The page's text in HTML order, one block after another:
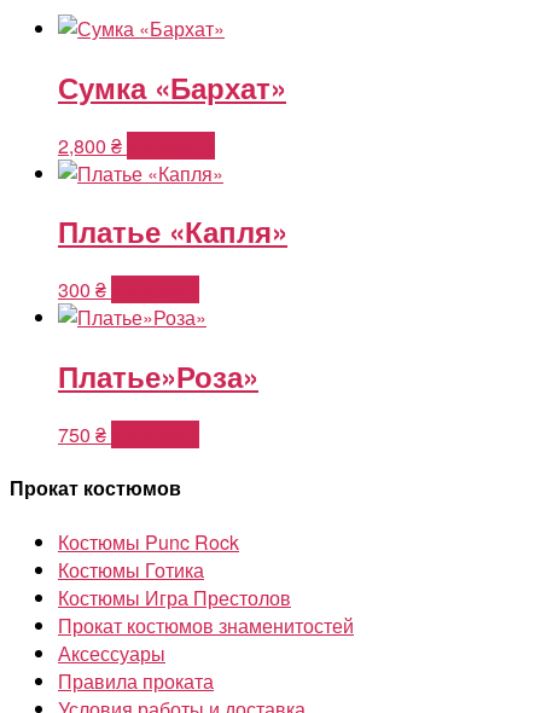
Сумка «Бархат»
2,800 ₴
Платье «Капля»
300 ₴
Платье»Роза»
750 ₴
Прокат костюмов
Костюмы Punc Rock
Костюмы Готика
Костюмы Игра Престолов
Прокат костюмов знаменитостей
Аксессуары
Правила проката